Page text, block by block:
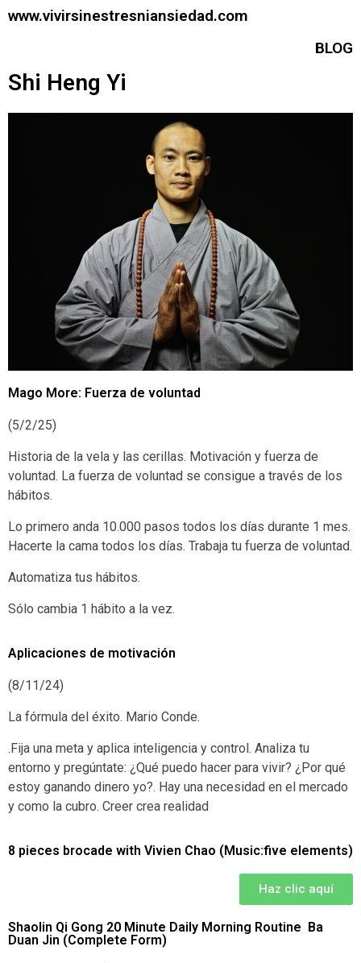
www.vivirsinestresniansiedad.com
BLOG
Shi Heng Yi
Mago More: Fuerza de voluntad
(5/2/25)
Historia de la vela y las cerillas. Motivación y fuerza de
voluntad. La fuerza de voluntad se consigue a través de los
hábitos.
Lo primero anda 10.000 pasos todos los días durante 1 mes.
Hacerte la cama todos los días. Trabaja tu fuerza de voluntad.
Automatiza tus hábitos.
Sólo cambia 1 hábito a la vez.
Aplicaciones de motivación
(8/11/24)
La fórmula del éxito. Mario Conde.
.Fija una meta y aplica inteligencia y control. Analiza tu
entorno y pregúntate: ¿Qué puedo hacer para vivir? ¿Por qué
estoy ganando dinero yo?. Hay una necesidad en el mercado
y como la cubro. Creer crea realidad
8 pieces brocade with Vivien Chao (Music:five elements)
Haz clic aquí
Shaolin Qi Gong 20 Minute Daily Morning Routine ️ Ba
Duan Jin (Complete Form)